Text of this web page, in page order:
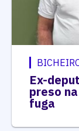
Ex-
preso
fuga